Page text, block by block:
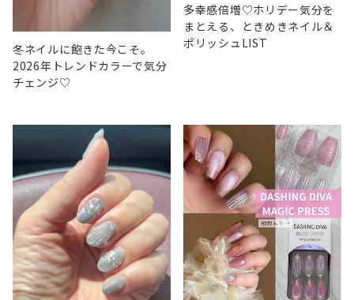
冬ネイルに飽きた今こそ。
2026年トレンドカラーで気分
チェンジ♡
多幸感倍増♡ホリデー気分を
まとえる、ときめきネイル＆
ポリッシュLIST